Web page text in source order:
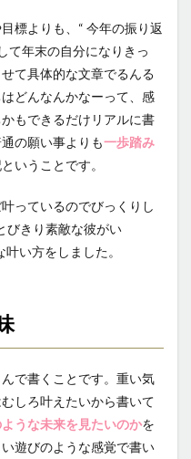
標よりも、“ 今年の振り返
て年末の自分になりきっ
て具体的な文章でるんる
どんなんかなーって、感
もできるだけリアルに書
の願い事よりも一歩踏み
いうことです。
っているのでびっくりし
びきり素敵な彼がい
い方をしました。
で書くことです。重い気
しろ叶えたいから書いて
うな未来を見たいのかを
遊びのような感覚で書い